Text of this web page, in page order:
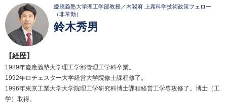
慶應義塾大学理工学部教授／内閣府 上席科学技術政策フェロー
（非常勤）
鈴木秀男
【経歴】
1989年慶應義塾大学理工学部管理工学科卒業。
1992年ロチェスター大学経営大学院修士課程修了。
1996年東京工業大学大学院理工学研究科博士課程経営工学専攻修了。博士（工
学）取得。